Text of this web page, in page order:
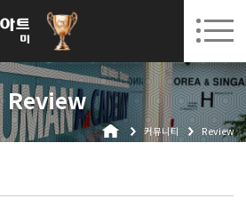
수원캠퍼스 개강 08. 12.(수)
로그인 회원가입 고객센터
Review
커뮤니티 Review